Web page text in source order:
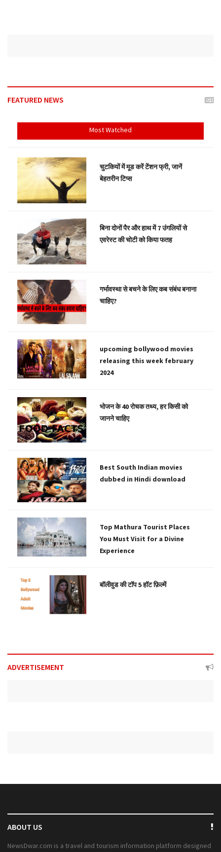
FEATURED NEWS
Most Watched
चुटकियों में मूड करें टेंशन फ्री, जानें
बेहतरीन टिप्स
बिना दोनों पैर और हाथ में 7 उंगलियों से
एवरेस्ट की चोटी को किया फतह
गर्भावस्था से बचने के लिए कब संबंध बनाना
चाहिए?
upcoming bollywood movies
releasing this week february
2024
भोजन के 40 रोचक तथ्य, हर किसी को
जानने चाहिए
Best South Indian movies
dubbed in Hindi download
Top Mathura Tourist Places
You Must Visit for a Divine
Experience
बॉलीवुड की टॉप 5 हॉट फ़िल्में
ADVERTISEMENT
ABOUT US
NewsDwar.com is a travel and tourism information platform designed